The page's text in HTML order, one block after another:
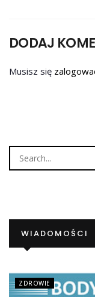
DODAJ
Musisz się
WIADOMOŚCI
ZDROWIE